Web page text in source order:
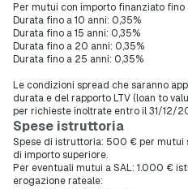
Per mutui con importo finanziato fino
Durata fino a 10 anni: 0,35%
Durata fino a 15 anni: 0,35%
Durata fino a 20 anni: 0,35%
Durata fino a 25 anni: 0,35%
Le condizioni spread che saranno
durata e del rapporto LTV (loan to
per richieste inoltrate entro il 31/12/
Spese istruttoria
Spese di istruttoria: 500 € per
di importo superiore.
Per eventuali mutui a SAL: 1.000 €
erogazione rateale: